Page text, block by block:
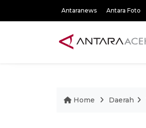
Antaranews Antara Foto
Home Daerah